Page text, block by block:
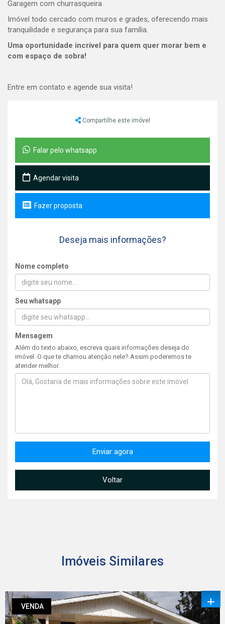
Garagem com churrasqueira
Imóvel todo cercado com muros e grades, oferecendo mais
tranquilidade e segurança para sua família.
Uma oportunidade incrível para quem quer morar bem e
com espaço de sobra!
Entre em contato e agende sua visita!
Compartilhe este imóvel
Falar pelo whatsapp
Agendar visita
Fazer proposta
Deseja mais informações?
Nome completo
Seu whatsapp
Mensagem
Além do texto abaixo, escreva quais informações deseja do
imóvel. O que te chamou atenção nele? Assim poderemos te
atender melhor.
Enviar agora
Voltar
Imóveis Similares
VENDA +